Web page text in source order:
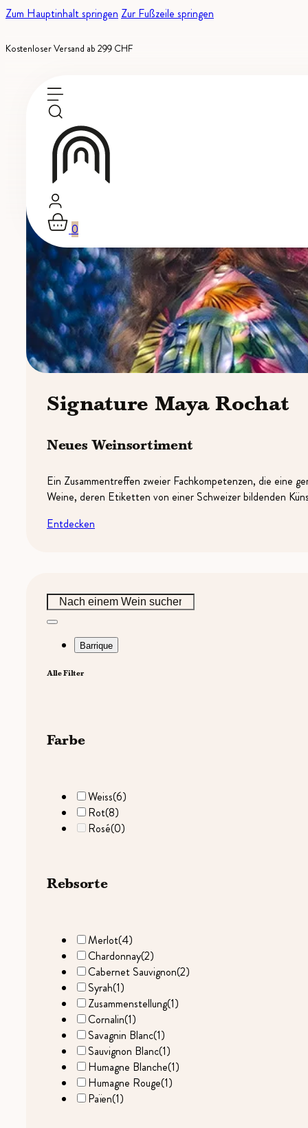
Zum Hauptinhalt springen Zur Fußzeile springen
Kostenloser Versand ab 299 CHF
0
Signature Maya Rochat
Neues Weinsortiment
Ein Zusammentreffen zweier Fachkompetenzen, die eine
Weine, deren Etiketten von einer Schweizer bildenden
Entdecken
Barrique
Alle Filter
Farbe
Weiss(6)
Rot(8)
Rosé(0)
Rebsorte
Merlot(4)
Chardonnay(2)
Cabernet Sauvignon(2)
Syrah(1)
Zusammenstellung(1)
Cornalin(1)
Savagnin Blanc(1)
Sauvignon Blanc(1)
Humagne Blanche(1)
Humagne Rouge(1)
Païen(1)